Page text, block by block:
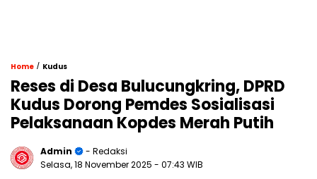
Home / Kudus
Reses di Desa Bulucungkring, DPRD
Kudus Dorong Pemdes Sosialisasi
Pelaksanaan Kopdes Merah Putih
Admin
- Redaksi
Selasa, 18 November 2025 - 07:43 WIB